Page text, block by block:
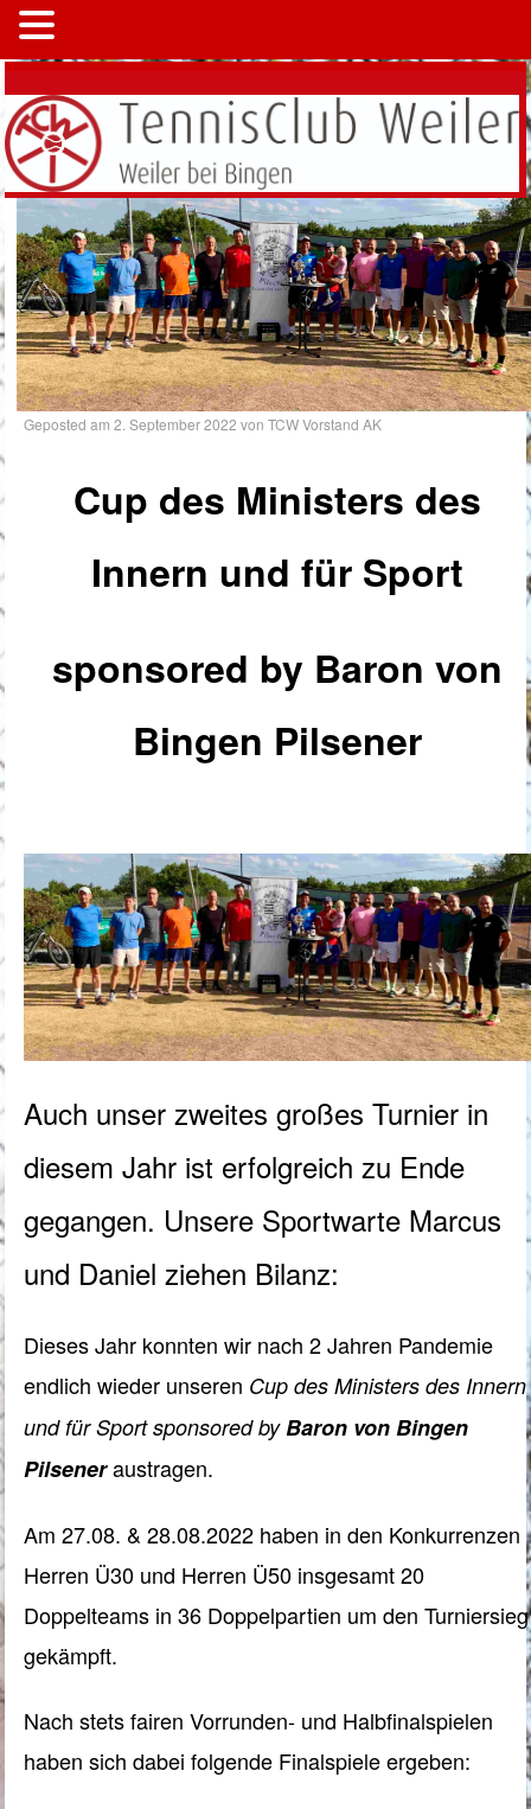
Geposted am2. September 2022 vonTCW Vorstand AK
Cup des Ministers des
Innern und für Sport
sponsored by Baron von
Bingen Pilsener
Auch unser zweites großes Turnier in
diesem Jahr ist erfolgreich zu Ende
gegangen. Unsere Sportwarte Marcus
und Daniel ziehen Bilanz:
Dieses Jahr konnten wir nach 2 Jahren Pandemie
endlich wieder unseren Cup des Ministers des Innern
und für Sport sponsored byBaron von Bingen
Pilseneraustragen.
Am 27.08. & 28.08.2022 haben in den Konkurrenzen
Herren Ü30 und Herren Ü50 insgesamt 20
Doppelteams in 36 Doppelpartien um den Turniersieg
gekämpft.
Nach stets fairen Vorrunden- und Halbfinalspielen
haben sich dabei folgende Finalspiele ergeben: